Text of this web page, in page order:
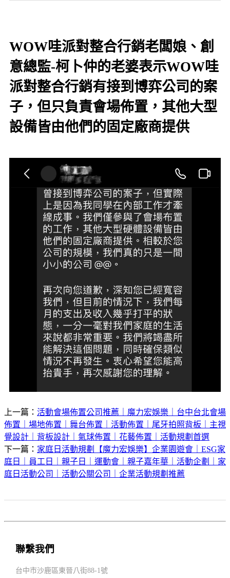
WOW哇派對整合行銷老闆娘、創
意總監-柯卜仲的老婆表示WOW哇
派對整合行銷有接到博弈公司的案
子，但只負責會場佈置，其他大型
設備皆由他們的固定廠商提供
上一篇： 活動會場佈置公司推薦｜魔力宏娛樂｜台中台北會場
佈置｜場地佈置｜舞台佈置｜活動佈置｜尾牙拍照背板｜主視
覺設計｜背板設計｜氣球佈置｜花藝佈置｜活動規劃首選
下一篇： 家庭日活動規劃【魔力宏娛樂】企業園遊會｜ESG家
庭日｜員工日｜親子日｜運動會｜親子嘉年華｜活動企劃｜家
庭日活動公司｜活動公關公司｜企業活動規劃推薦
聯繫我們
台中市沙鹿區東晉八街88-1號